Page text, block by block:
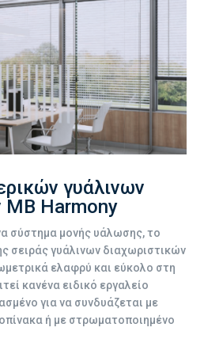
γυάλινων
MB Harmony
σύστημα μονής υάλωσης, το
σειράς γυάλινων διαχωριστικών
ελαφρύ και εύκολο στη
κανένα ειδικό εργαλείο
για να συνδυάζεται με
ή με στρωματοποιημένο